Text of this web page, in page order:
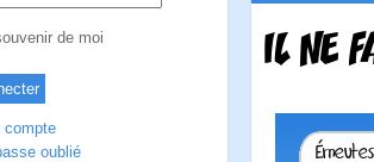
de moi
compte
oublié
IL NE